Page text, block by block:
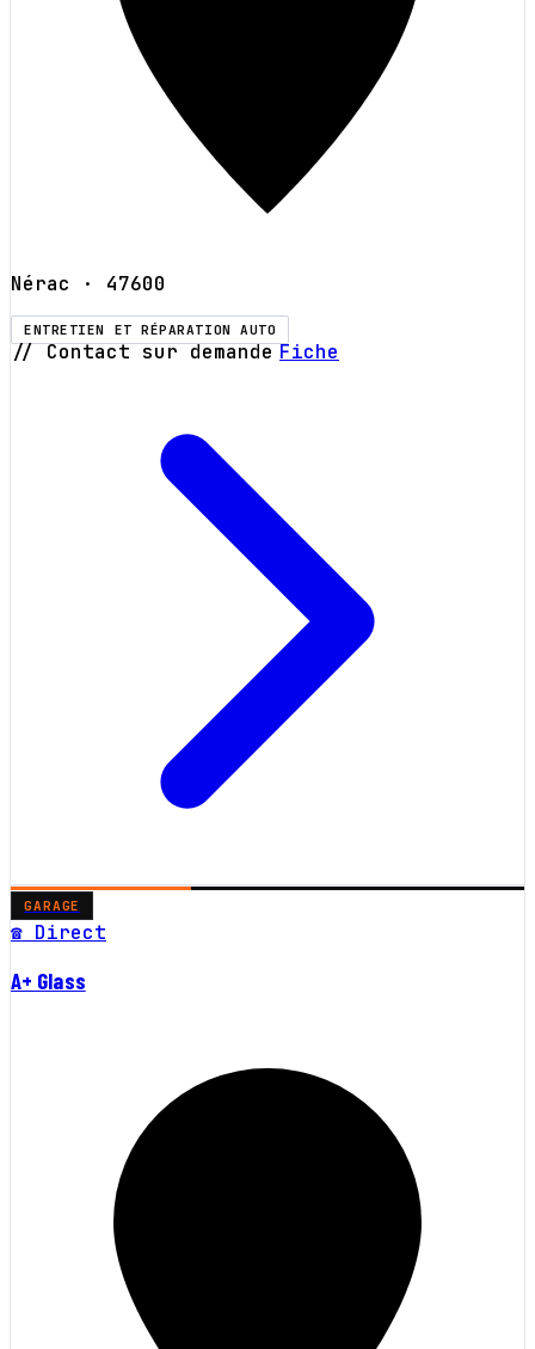
Nérac · 47600
ENTRETIEN ET RÉPARATION AUTO
// Contact sur demande Fiche
GARAGE
☎ Direct
A+ Glass